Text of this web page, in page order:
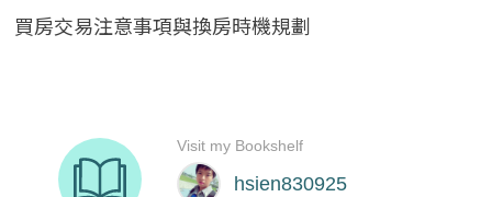
買房交易注意事項與換房時機規劃